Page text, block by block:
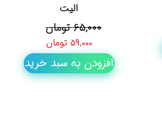
الیت
۶۵,۰۰۰ تومان
۵۹,۰۰۰ تومان
افزودن به سبد خرید